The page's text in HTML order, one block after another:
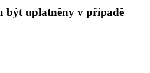
být uplatněny v případě